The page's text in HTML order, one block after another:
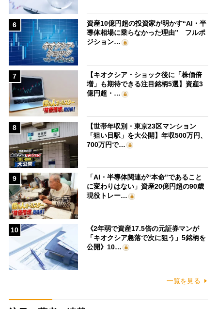
6
資産10億円超の投資家が明かす“AI・半
導体相場に乗らなかった理由” フルポ
ジション…
7
【キオクシア・ショック後に「株価倍
増」も期待できる注目銘柄5選】資産3
億円超・…
8
【世帯年収別・東京23区マンション
「狙い目駅」を大公開】年収500万円、
700万円で…
9
「AI・半導体関連が“本命”であること
に変わりはない」資産20億円超の90歳
現役トレー…
10
《2年弱で資産17.5倍の元証券マンが
「キオクシア急落で次に狙う」5銘柄を
公開》10…
一覧を見る